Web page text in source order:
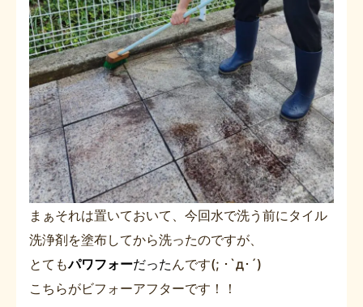
まぁそれは置いておいて、今回水で洗う前にタイル
洗浄剤を塗布してから洗ったのですが、
とてもパワフォーだったんです(; ･`д･´)
こちらがビフォーアフターです！！